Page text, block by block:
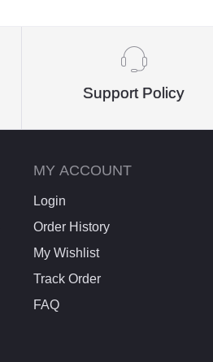
Support Policy
MY ACCOUNT
Login
Order History
My Wishlist
Track Order
FAQ